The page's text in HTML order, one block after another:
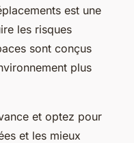
est une
les risques
sont conçus
plus
et optez pour
et les mieux